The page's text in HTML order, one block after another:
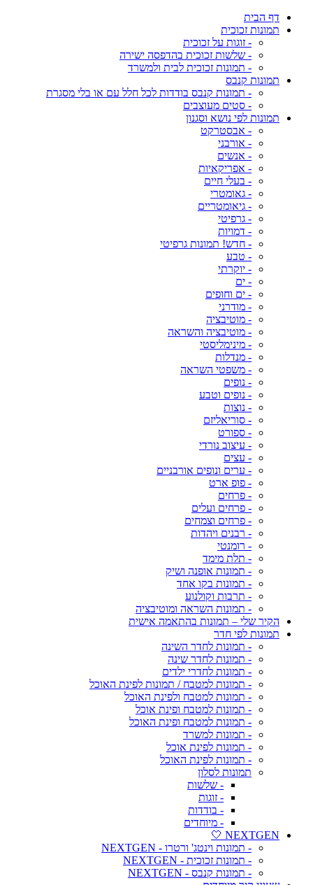
דף הבית
תמונות זכוכית
- זוגות על זכוכית
- שלשות זכוכית בהדפסה ישירה
- תמונות זכוכית לבית ולמשרד
תמונות קנבס
- תמונות קנבס בודדות לכל חלל עם או בלי מסגרת
- סטים מעוצבים
תמונות לפי נושא וסגנון
- אבסטרקט
- אורבני
- אנשים
- אפריקאיות
- בעלי חיים
- גאומטרי
- גיאומטריים
- גרפיטי
- דמויות
- חדש! תמונות גרפיטי
- טבע
- יוקרתי
- ים
- ים וחופים
- מודרני
- מוטיבציה
- מוטיבציה והשראה
- מינימליסטי
- מנדלות
- משפטי השראה
- נופים
- נופים וטבע
- נוצות
- סוריאליזם
- ספורט
- עיצוב נורדי
- עצים
- ערים ונופים אורבניים
- פופ ארט
- פרחים
- פרחים ועלים
- פרחים וצמחים
- רבנים ויהדות
- רומנטי
- תלת מימד
- תמונות אופנה ושיק
- תמונות בקו אחד
- תרבות וקולנוע
- תמונות השראה ומוטיבציה
הקיר שלי – תמונות בהתאמה אישית
תמונות לפי חדר
- תמונות לחדר השינה
- תמונות לחדר שינה
- תמונות לחדרי ילדים
- תמונות למטבח / תמונות לפינת האוכל
- תמונות למטבח ולפינת האוכל
- תמונות למטבח ופינת אוכל
- תמונות למטבח ופינת האוכל
- תמונות למשרד
- תמונות לפינת אוכל
- תמונות לפינת האוכל
תמונות לסלון
- שלשות
- זוגות
- בודדות
- מיוחדים
NEXTGEN 🤍
- תמונות וינטג' ורטרו - NEXTGEN
- תמונות זכוכית - NEXTGEN
- תמונות קנבס - NEXTGEN